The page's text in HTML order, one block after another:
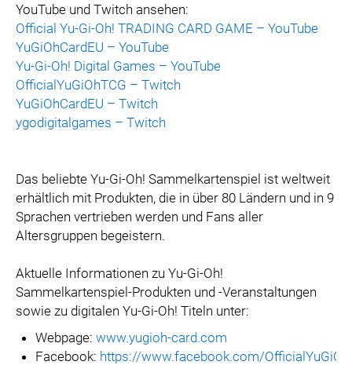
YouTube und Twitch ansehen:
Official Yu-Gi-Oh! TRADING CARD GAME – YouTube
YuGiOhCardEU – YouTube
Yu-Gi-Oh! Digital Games – YouTube
OfficialYuGiOhTCG – Twitch
YuGiOhCardEU – Twitch
ygodigitalgames – Twitch
Das beliebte Yu-Gi-Oh! Sammelkartenspiel ist weltweit
erhältlich mit Produkten, die in über 80 Ländern und in 9
Sprachen vertrieben werden und Fans aller
Altersgruppen begeistern.
Aktuelle Informationen zu Yu-Gi-Oh!
Sammelkartenspiel-Produkten und -Veranstaltungen
sowie zu digitalen Yu-Gi-Oh! Titeln unter:
Webpage: www.yugioh-card.com
Facebook: https://www.facebook.com/